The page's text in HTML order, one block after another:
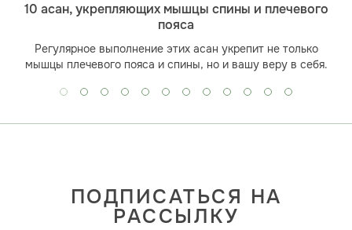
10 асан, укрепляющих мышцы спины и плечевого
пояса
Регулярное выполнение этих асан укрепит не только
мышцы плечевого пояса и спины, но и вашу веру в себя.
ПОДПИСАТЬСЯ НА
РАССЫЛКУ